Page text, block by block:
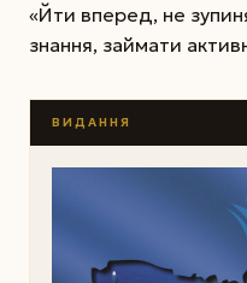
«Йти вперед, не
знання, займати
ВИДАННЯ